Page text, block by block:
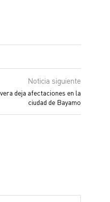
Noticia siguiente
deja afectaciones en la
ciudad de Bayamo